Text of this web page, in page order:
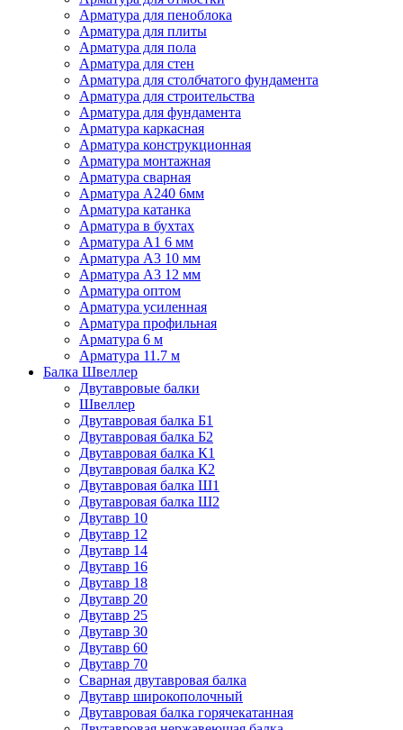
Арматура для пеноблока
Арматура для плиты
Арматура для пола
Арматура для стен
Арматура для столбчатого фундамента
Арматура для строительства
Арматура для фундамента
Арматура каркасная
Арматура конструкционная
Арматура монтажная
Арматура сварная
Арматура А240 6мм
Арматура катанка
Арматура в бухтах
Арматура А1 6 мм
Арматура А3 10 мм
Арматура А3 12 мм
Арматура оптом
Арматура усиленная
Арматура профильная
Арматура 6 м
Арматура 11.7 м
Балка Швеллер
Двутавровые балки
Швеллер
Двутавровая балка Б1
Двутавровая балка Б2
Двутавровая балка К1
Двутавровая балка К2
Двутавровая балка Ш1
Двутавровая балка Ш2
Двутавр 10
Двутавр 12
Двутавр 14
Двутавр 16
Двутавр 18
Двутавр 20
Двутавр 25
Двутавр 30
Двутавр 60
Двутавр 70
Сварная двутавровая балка
Двутавр широкополочный
Двутавровая балка горячекатанная